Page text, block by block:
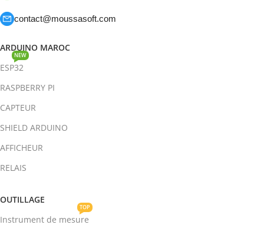
contact@moussasoft.com
ARDUINO MAROC
ESP32
NEW
RASPBERRY PI
CAPTEUR
SHIELD ARDUINO
AFFICHEUR
RELAIS
OUTILLAGE
Instrument de mesure
TOP